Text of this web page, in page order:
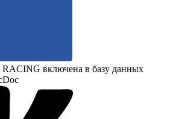
включена в базу данных